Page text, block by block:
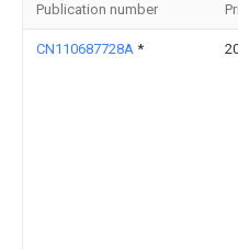
Publication number
CN110687728A *